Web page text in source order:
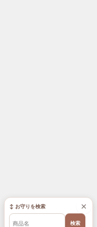
×
↕ お守りを検索
検索